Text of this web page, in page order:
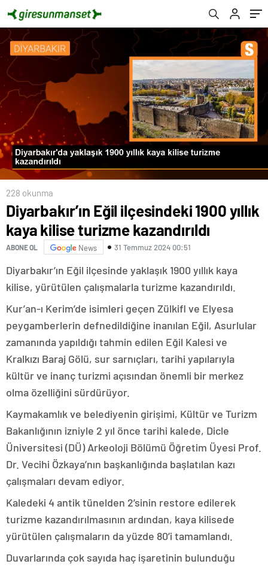
228 okunma
Diyarbakır’ın Eğil ilçesindeki 1900 yıllık
kaya kilise turizme kazandırıldı
ABONE OL News 31 Temmuz 2024 00:51
Diyarbakır’ın Eğil ilçesinde yaklaşık 1900 yıllık kaya
kilise, yürütülen çalışmalarla turizme kazandırıldı.
Kur’an-ı Kerim’de isimleri geçen Zülkifl ve Elyesa
peygamberlerin defnedildiğine inanılan Eğil, Asurlular
zamanında yapıldığı tahmin edilen Eğil Kalesi ve
Kralkızı Baraj Gölü, sur sarnıçları, tarihi yapılarıyla
kültür ve inanç turizmi açısından önemli bir merkez
olma özelliğini sürdürüyor.
Kaymakamlık ve belediyenin girişimi, Kültür ve Turizm
Bakanlığının izniyle 2 yıl önce tarihi kalede, Dicle
Üniversitesi (DÜ) Arkeoloji Bölümü Öğretim Üyesi Prof.
Dr. Vecihi Özkaya’nın başkanlığında başlatılan kazı
çalışmaları devam ediyor.
Kaledeki 4 antik tünelden 2’sinin restore edilerek
turizme kazandırılmasının ardından, kaya kilisede
yürütülen çalışmaların da yüzde 80’i tamamlandı.
Duvarlarında çok sayıda haç işaretinin bulunduğu